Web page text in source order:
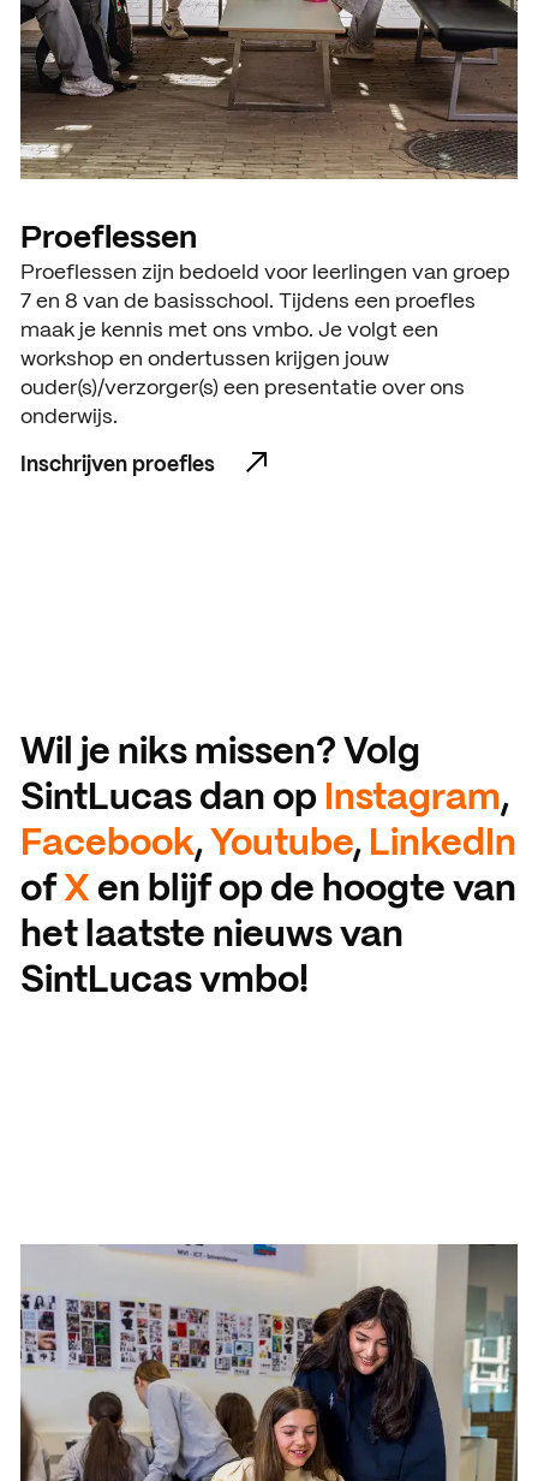
Proeflessen
Proeflessen zijn bedoeld voor leerlingen van groep
7 en 8 van de basisschool. Tijdens een proefles
maak je kennis met ons vmbo. Je volgt een
workshop en ondertussen krijgen jouw
ouder(s)/verzorger(s) een presentatie over ons
onderwijs.
Inschrijven proefles
Wil je niks missen? Volg
SintLucas dan op Instagram,
Facebook, Youtube, LinkedIn
ofX en blijf op de hoogte van
het laatste nieuws van
SintLucas vmbo!